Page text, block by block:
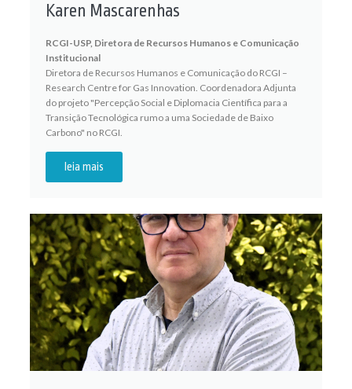
Karen Mascarenhas
RCGI-USP, Diretora de Recursos Humanos e Comunicação
Institucional
Diretora de Recursos Humanos e Comunicação do RCGI –
Research Centre for Gas Innovation. Coordenadora Adjunta
do projeto "Percepção Social e Diplomacia Científica para a
Transição Tecnológica rumo a uma Sociedade de Baixo
Carbono" no RCGI.
leia mais